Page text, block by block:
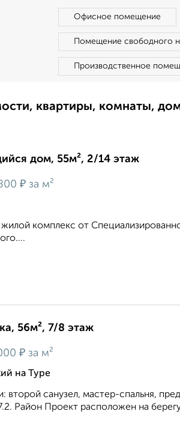
Офисное помещение
Помещение свободного
Производственное
квартиры, комнаты,
дом, 55м², 2/14 этаж
₽ за м²
комплекс от
56м², 7/8 этаж
₽ за м²
на Туре
второй санузел, мастер-спальня,
Район Проект расположен на